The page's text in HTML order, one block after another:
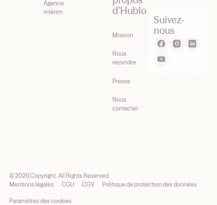
Agence
intérim
d’Hublo
Mission
Nous
rejoindre
Presse
Nous
contacter
Suivez-
nous
©2026Copyright. All Rights Reserved.
Mentions légales
CGU CGV Politique de protection des données
Paramètres des cookies